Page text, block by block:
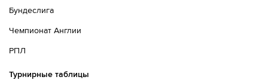
ноги!
60´ Удар от ворот произведет Астон Вилла
Бундеслига
Чемпионат Англии
РПЛ
Турнирные таблицы